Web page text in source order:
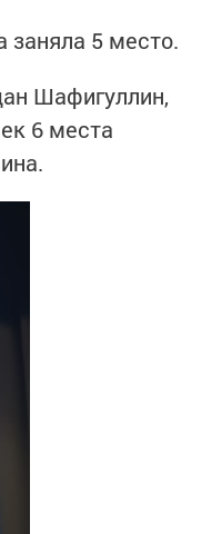
5 место.
Шафигуллин,
6 места